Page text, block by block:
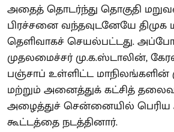
அதைத் தொடர்ந்து தொகுதி
பிரச்சனை வந்தவுடனேயே திமுக
தெளிவாகச் செயல்பட்டது.
முதலமைச்சர் மு.க.ஸ்டாலின்,
பஞ்சாப் உள்ளிட்ட
மற்றும் அனைத்துக் கட்சித்
அழைத்துச் சென்னையில்
கூட்டத்தை நடத்தினார்.